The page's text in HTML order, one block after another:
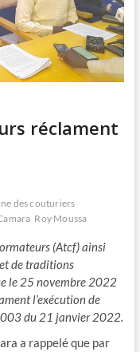
réclament
des couturiers
Roy Moussa
(Atcf) ainsi
de traditions
le 25 novembre 2022
l’exécution de
du 21 janvier 2022.
a rappelé que par